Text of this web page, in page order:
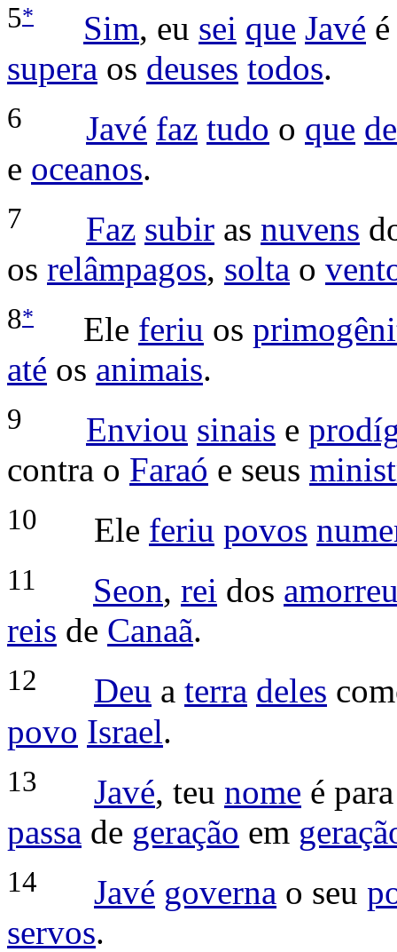
5* Sim, eu sei que Javé
supera os deuses todos.
6 Javé faz tudo o que
e oceanos.
7 Faz subir as nuvens
os relâmpagos, solta o
8* Ele feriu os
até os animais.
9 Enviou sinais e
contra o Faraó e seus
10 Ele feriu povos
11 Seon, rei dos
reis de Canaã.
12 Deu a terra deles
povo Israel.
13 Javé, teu nome é
passa de geração em
14 Javé governa o seu
servos.